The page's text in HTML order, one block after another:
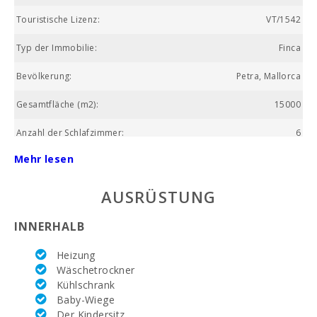
Touristische Lizenz: VT/1542
Typ der Immobilie: Finca
Bevölkerung: Petra, Mallorca
Gesamtfläche (m2): 15000
Anzahl der Schlafzimmer: 6
Wohnfläche (m2):
Golfplatz La Reserva Rotana (km):
Supermarkt Juana Jaume Salom (km) :
See - Es Llac Gran (kм):
Vergnügungspark - Palma Aquarium (km):
Mehr lesen
AUSRÜSTUNG
INNERHALB
Heizung
Wäschetrockner
Kühlschrank
Baby-Wiege